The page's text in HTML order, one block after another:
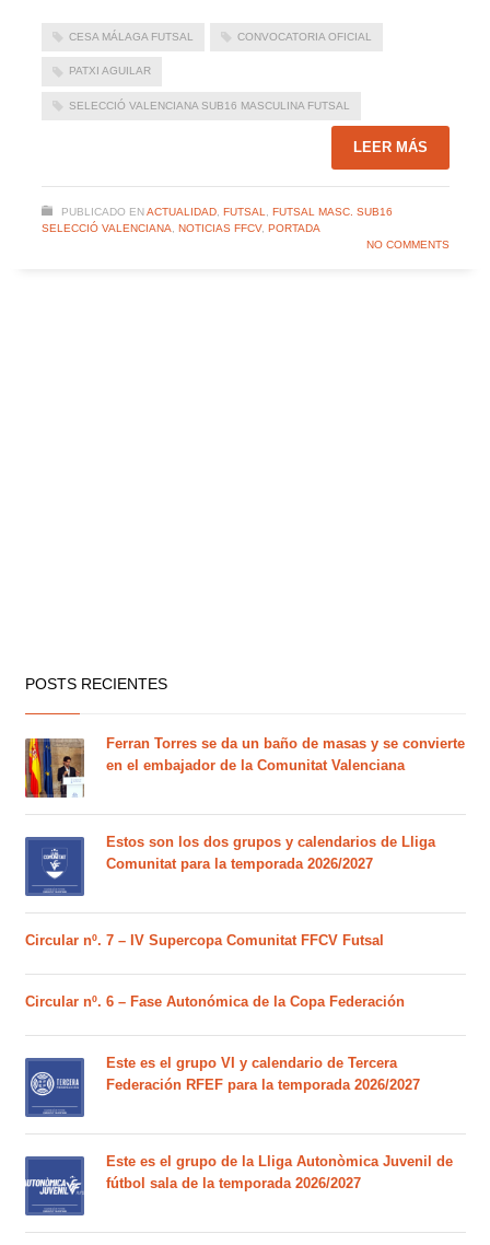
CESA MÁLAGA FUTSAL CONVOCATORIA OFICIAL
PATXI AGUILAR
SELECCIÓ VALENCIANA SUB16 MASCULINA FUTSAL
LEER MÁS
PUBLICADO EN ACTUALIDAD, FUTSAL
FUTSAL MASC. SUB16
SELECCIÓ VALENCIANA
NOTICIAS FFCV, PORTADA
NO COMMENTS
POSTS RECIENTES
Ferran Torres se da un baño de masas y se convierte
en el embajador de la Comunitat Valenciana
Estos son los dos grupos y calendarios de Lliga
Comunitat para la temporada 2026/2027
Circular nº. 7 – IV Supercopa Comunitat FFCV Futsal
Circular nº. 6 – Fase Autonómica de la Copa Federación
Este es el grupo VI y calendario de Tercera
Federación RFEF para la temporada 2026/2027
Este es el grupo de la Lliga Autonòmica Juvenil de
fútbol sala de la temporada 2026/2027